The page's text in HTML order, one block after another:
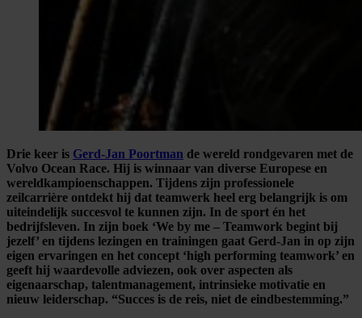
Drie keer is Gerd-Jan Poortman de wereld rondgevaren met de
Volvo Ocean Race. Hij is winnaar van diverse Europese en
wereldkampioenschappen. Tijdens zijn professionele
zeilcarrière ontdekt hij dat teamwerk heel erg belangrijk is om
uiteindelijk succesvol te kunnen zijn. In de sport én het
bedrijfsleven. In zijn boek ‘We by me – Teamwork begint bij
jezelf’ en tijdens lezingen en trainingen gaat Gerd-Jan in op zijn
eigen ervaringen en het concept ‘high performing teamwork’ en
geeft hij waardevolle adviezen, ook over aspecten als
eigenaarschap, talentmanagement, intrinsieke motivatie en
nieuw leiderschap. “Succes is de reis, niet de eindbestemming.”